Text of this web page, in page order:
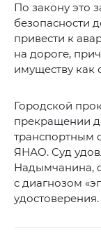
По закону это
безопасности
привести к
на дороге,
имуществу как
Городской
прекращении
транспортным
ЯНАО. Суд
Надымчанина,
с диагнозом
удостоверения.